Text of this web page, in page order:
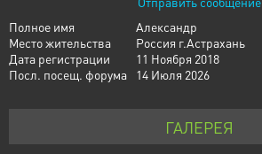
Полное имя
Александр
Место жительства
Россия г.Астрахань
Дата регистрации
11 Ноября 2018
Посл. посещ. форума
14 Июля 2026
ГАЛЕРЕЯ